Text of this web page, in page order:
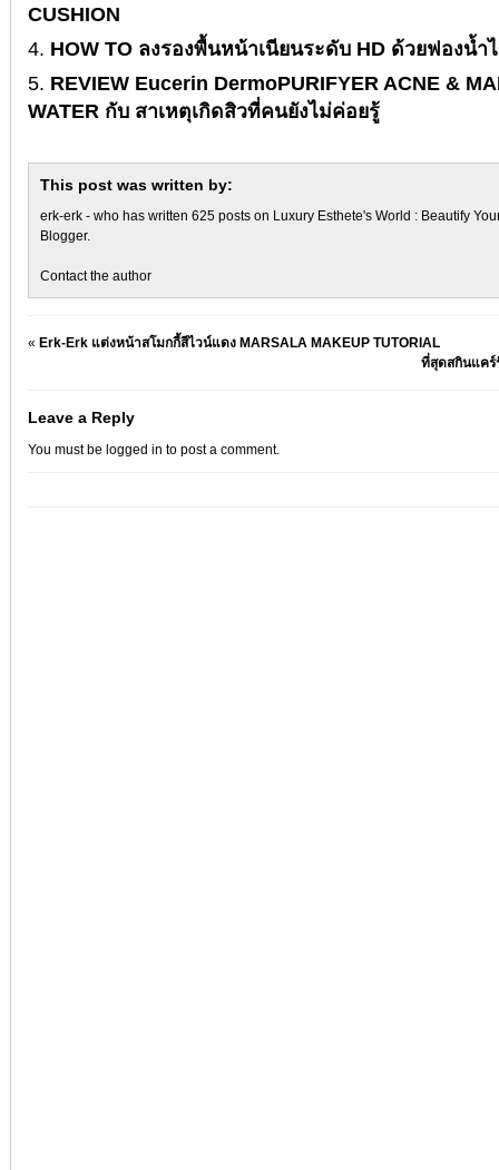
CUSHION
HOW TO ลงรองพื้นหน้าเนียนระดับ HD ด้วยฟองน้ำ
REVIEW Eucerin DermoPURIFYER ACNE &
WATER กับ สาเหตุเกิดสิวที่คนยังไม่ค่อยรู้
This post was written by:
erk-erk - who has written 625 posts on Luxury Esthete's World : Beautify
Blogger.
Contact the author
« Erk-Erk แต่งหน้าสโมกกี้สีไวน์แดง MARSALA MAKEUP TUTORIAL
ที่สุดสกินแคร์
Leave a Reply
You must be logged in to post a comment.